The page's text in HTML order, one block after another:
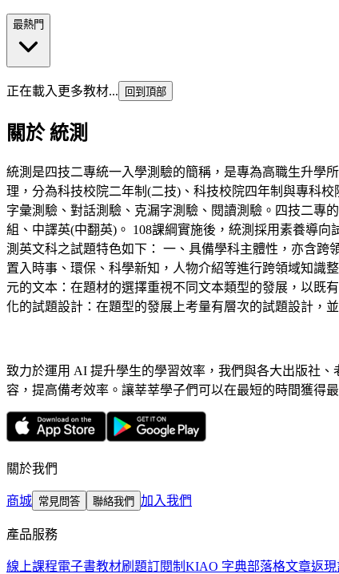
最熱門
正在載入更多教材... 回到頂部
關於 統測
統測是四技二專統一入學測驗的簡稱，是專為高職生升學
理，分為科技校院二年制(二技)、科技校院四年制與專科
字彙測驗、對話測驗、克漏字測驗、閱讀測驗。四技二專
組、中譯英(中翻英)。 108課綱實施後，統測採用素養導
測英文科之試題特色如下： 一、具備學科主體性，亦含
置入時事、環保、科學新知，人物介紹等進行跨領域知識
元的文本：在題材的選擇重視不同文本類型的發展，以既
化的試題設計：在題型的發展上考量有層次的試題設計，
致力於運用 AI 提升學生的學習效率，我們與各大出版社
容，提高備考效率。讓莘莘學子們可以在最短的時間獲得
關於我們
商城 常見問答 聯絡我們 加入我們
產品服務
線上課程電子書教材刷題訂閱制 KIAO 字典部落格文章返